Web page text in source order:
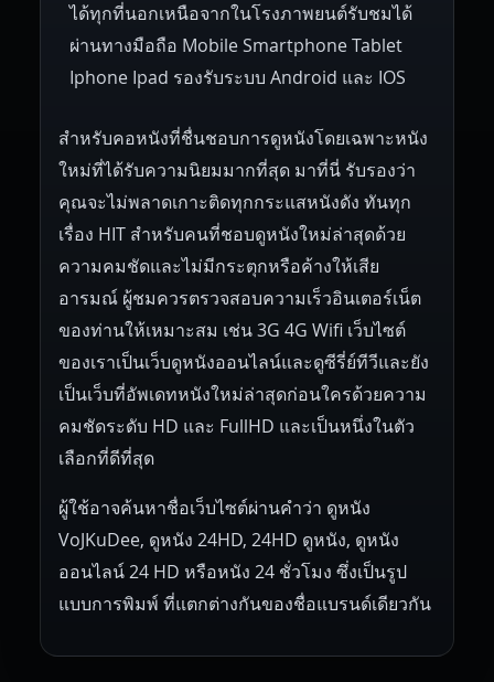
ได้ทุกที่นอกเหนือจากในโรงภาพยนต์รับชมได้
ผ่านทางมือถือ Mobile Smartphone Tablet
Iphone Ipad รองรับระบบ Android และ IOS
สำหรับคอหนังที่ชื่นชอบการดูหนังโดยเฉพาะหนัง
ใหม่ที่ได้รับความนิยมมากที่สุด มาที่นี่ รับรองว่า
คุณจะไม่พลาดเกาะติดทุกกระแสหนังดัง ทันทุก
เรื่อง HIT สำหรับคนที่ชอบดูหนังใหม่ล่าสุดด้วย
ความคมชัดและไม่มีกระตุกหรือค้างให้เสีย
อารมณ์ ผู้ชมควรตรวจสอบความเร็วอินเตอร์เน็ต
ของท่านให้เหมาะสม เช่น 3G 4G Wifi เว็บไซต์
ของเราเป็นเว็บดูหนังออนไลน์และดูซีรี่ย์ทีวีและยัง
เป็นเว็บที่อัพเดทหนังใหม่ล่าสุดก่อนใครด้วยความ
คมชัดระดับ HD และ FullHD และเป็นหนึ่งในตัว
เลือกที่ดีที่สุด
ผู้ใช้อาจค้นหาชื่อเว็บไซต์ผ่านคำว่า ดูหนัง
VoJKuDee, ดูหนัง 24HD, 24HD ดูหนัง, ดูหนัง
ออนไลน์ 24 HD หรือหนัง 24 ชั่วโมง ซึ่งเป็นรูป
แบบการพิมพ์ ที่แตกต่างกันของชื่อแบรนด์เดียวกัน